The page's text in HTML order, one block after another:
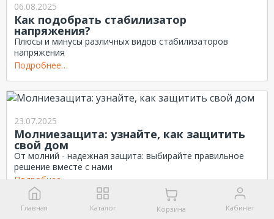
06.08.2025
Как подобрать стабилизатор
напряжения?
Плюсы и минусы различных видов стабилизаторов
напряжения
Подробнее…
23.07.2025
Молниезащита: узнайте, как защитить
свой дом
От молний - надежная защита: выбирайте правильное
решение вместе с нами
Подробнее…
Главная Каталог Корзина Кабинет